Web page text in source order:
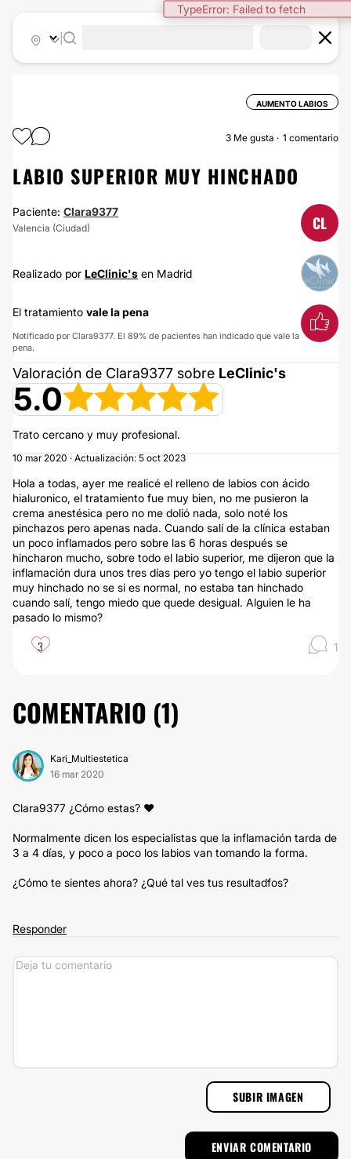
TypeError: Failed to fetch
AUMENTO LABIOS
3 Me gusta 1 comentario
LABIO SUPERIOR MUY HINCHADO
Paciente: Clara9377
Valencia (Ciudad) CL
Realizado por LeClinic's en Madrid
El tratamiento vale la pena
Notificado por Clara9377. El 89% de pacientes han indicado que vale la
pena.
Valoración de Clara9377 sobre LeClinic's
5.0
Trato cercano y muy profesional.
10 mar 2020 · Actualización: 5 oct 2023
Hola a todas, ayer me realicé el relleno de labios con ácido
hialuronico, el tratamiento fue muy bien, no me pusieron la
crema anestésica pero no me dolió nada, solo noté los
pinchazos pero apenas nada. Cuando salí de la clínica estaban
un poco inflamados pero sobre las 6 horas después se
hincharon mucho, sobre todo el labio superior, me dijeron que la
inflamación dura unos tres días pero yo tengo el labio superior
muy hinchado no se si es normal, no estaba tan hinchado
cuando salí, tengo miedo que quede desigual. Alguien le ha
pasado lo mismo?
3 1
COMENTARIO (1)
Kari_Multiestetica
16 mar 2020
Clara9377 ¿Cómo estas? ❤
Normalmente dicen los especialistas que la inflamación tarda de
3 a 4 días, y poco a poco los labios van tomando la forma.
¿Cómo te sientes ahora? ¿Qué tal ves tus resultadfos?
Responder
SUBIR IMAGEN